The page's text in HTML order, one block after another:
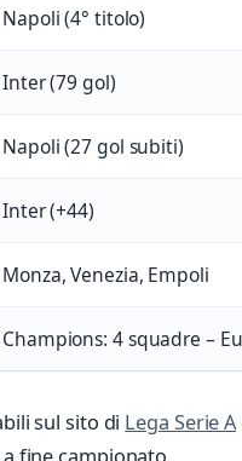
Napoli (4° titolo)
Inter (79 gol)
Napoli (27 gol subiti)
Inter (+44)
Monza, Venezia, Empoli
Champions: 4 squadre –
sul sito di Lega Serie A